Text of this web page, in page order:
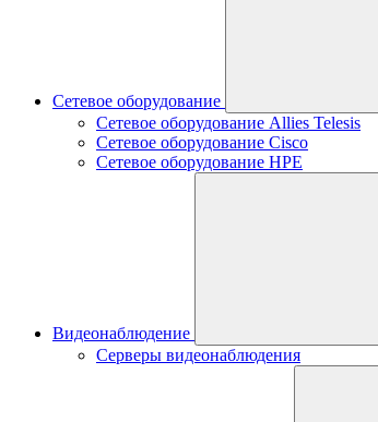
Сетевое оборудование
Сетевое оборудование Allies Telesis
Сетевое оборудование Cisco
Сетевое оборудование HPE
Видеонаблюдение
Серверы видеонаблюдения